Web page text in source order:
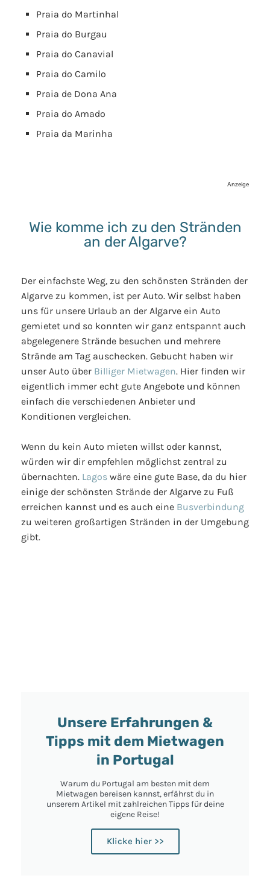
Praia do Martinhal
Praia do Burgau
Praia do Canavial
Praia do Camilo
Praia de Dona Ana
Praia do Amado
Praia da Marinha
Anzeige
Wie komme ich zu den Stränden
an der Algarve?
Der einfachste Weg, zu den schönsten Stränden der
Algarve zu kommen, ist per Auto. Wir selbst haben
uns für unsere Urlaub an der Algarve ein Auto
gemietet und so konnten wir ganz entspannt auch
abgelegenere Strände besuchen und mehrere
Strände am Tag auschecken. Gebucht haben wir
unser Auto über Billiger Mietwagen. Hier finden wir
eigentlich immer echt gute Angebote und können
einfach die verschiedenen Anbieter und
Konditionen vergleichen.
Wenn du kein Auto mieten willst oder kannst,
würden wir dir empfehlen möglichst zentral zu
übernachten. Lagos wäre eine gute Base, da du hier
einige der schönsten Strände der Algarve zu Fuß
erreichen kannst und es auch eine Busverbindung
zu weiteren großartigen Stränden in der Umgebung
gibt.
Unsere Erfahrungen &
Tipps mit dem Mietwagen
in Portugal
Warum du Portugal am besten mit dem
Mietwagen bereisen kannst, erfährst du in
unserem Artikel mit zahlreichen Tipps für deine
eigene Reise!
Klicke hier >>